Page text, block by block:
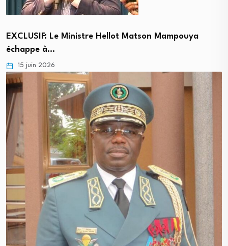
EXCLUSIF: Le Ministre Hellot Matson Mampouya
échappe à…
15 juin 2026